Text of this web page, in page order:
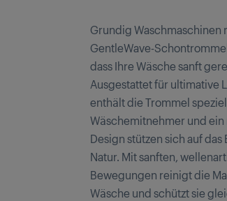
Grundig Waschmaschinen
GentleWave-
dass Ihre Wäsche sanft
Ausgestattet für ultimative
enthält die Trommel
Wäschemitnehmer und ein
Design stützen sich auf das
Natur. Mit sanften,
Bewegungen reinigt die
Wäsche und schützt sie